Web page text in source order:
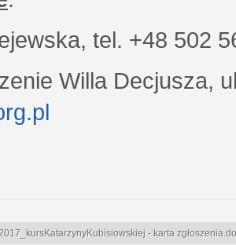
tel. +48 502
Willa Decjusza,
- karta